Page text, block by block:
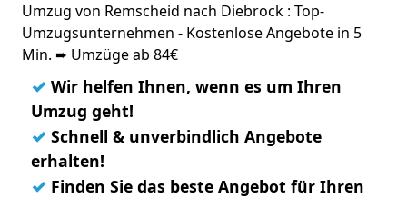
Umzug von Remscheid nach Diebrock : Top-
Umzugsunternehmen - Kostenlose Angebote in 5
Min. ➨ Umzüge ab 84€
✓ Wir helfen Ihnen, wenn es um Ihren
Umzug geht!
✓ Schnell & unverbindlich Angebote
erhalten!
✓ Finden Sie das beste Angebot für Ihren